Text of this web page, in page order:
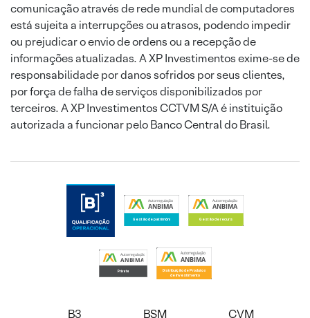
comunicação através de rede mundial de computadores
está sujeita a interrupções ou atrasos, podendo impedir
ou prejudicar o envio de ordens ou a recepção de
informações atualizadas. A XP Investimentos exime-se de
responsabilidade por danos sofridos por seus clientes,
por força de falha de serviços disponibilizados por
terceiros. A XP Investimentos CCTVM S/A é instituição
autorizada a funcionar pelo Banco Central do Brasil.
B3 BSM CVM